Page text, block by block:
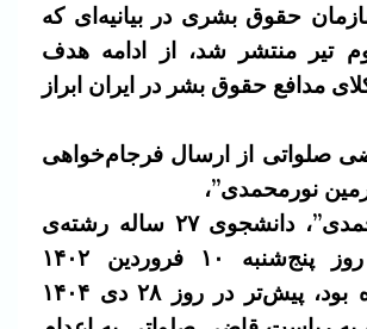
حقوق بشری در بیانیه‌ای که
تیر منتشر شد، از ادامه هدف
مدافع حقوق بشر در ایران ابراز
صلواتی از ارسال فرجام‌خواهی
نورمحمدی”،
“آرمين نورمحمدی”، دانشجوی ۲۷ ساله رشته‌ی
معماری که روز پنج‌شنبه ۱۰ فروردین ۱۴۰۲
بازداشت شده بود، پیش‌تر در روز ۲۸ دی ۱۴۰۴